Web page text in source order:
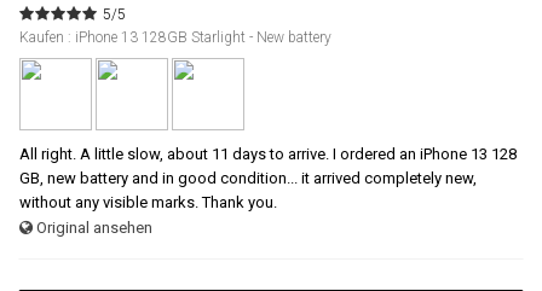
5/5
Kaufen : iPhone 13 128GB Starlight - New battery
All right. A little slow, about 11 days to arrive. I ordered an iPhone 13 128
GB, new battery and in good condition... it arrived completely new,
without any visible marks. Thank you.
Original ansehen